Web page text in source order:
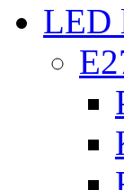
LED